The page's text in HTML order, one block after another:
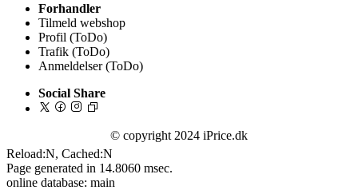
Forhandler
Tilmeld webshop
Profil (ToDo)
Trafik (ToDo)
Anmeldelser (ToDo)
Social Share
© copyright 2024 iPrice.dk
Reload:N, Cached:N
Page generated in 14.8060 msec.
online database: main